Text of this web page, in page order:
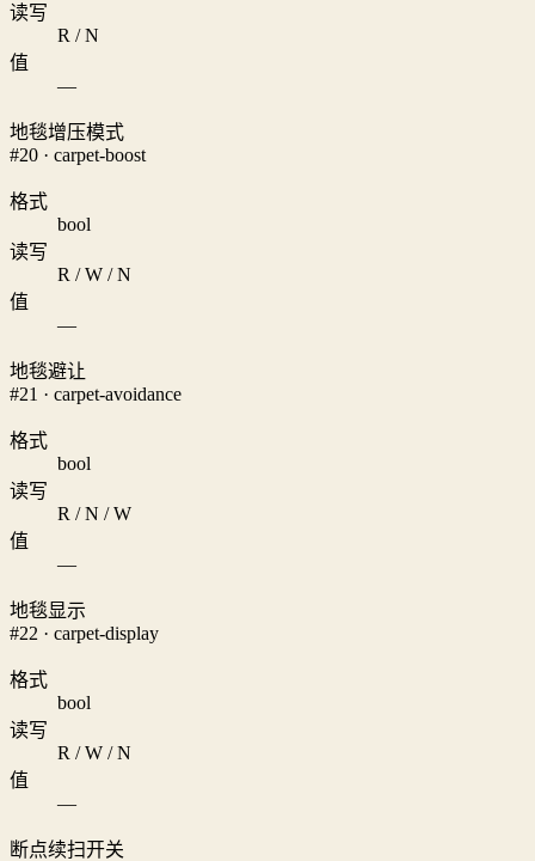
读写
R / N
值
—
地毯增压模式
#20 · carpet-boost
格式
bool
读写
R / W / N
值
—
地毯避让
#21 · carpet-avoidance
格式
bool
读写
R / N / W
值
—
地毯显示
#22 · carpet-display
格式
bool
读写
R / W / N
值
—
断点续扫开关